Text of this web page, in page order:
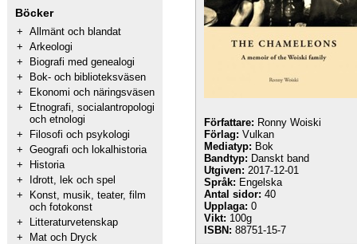
Böcker
+ Allmänt och blandat
+ Arkeologi
+
Biografi med genealogi
+
Bok- och biblioteksväsen
+
Ekonomi och näringsväsen
+
Etnografi, socialantropologi
och etnologi
+
Filosofi och psykologi
+ Geografi och lokalhistoria
+
Historia
+
Idrott, lek och spel
+
Konst, musik, teater, film
och fotokonst
+
Litteraturvetenskap
+
Mat och Dryck
Författare: Ronny Woiski
Förlag: Vulkan
Mediatyp: Bok
Bandtyp: Danskt band
Utgiven: 2017-12-01
Språk: Engelska
Antal sidor: 40
Upplaga: 0
Vikt: 100g
ISBN: 88751-15-7